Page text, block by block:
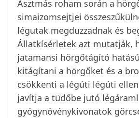
Asztmás roham során a
simaizomsejtjei
légutak megduzzadnak és
Állatkísérletek azt mutatják,
jatamansi hörgőtágító
kitágítani a hörgőket és a
csökkenti a légúti légúti
javítja a tüdőbe jutó
gyógynövénykivonatok